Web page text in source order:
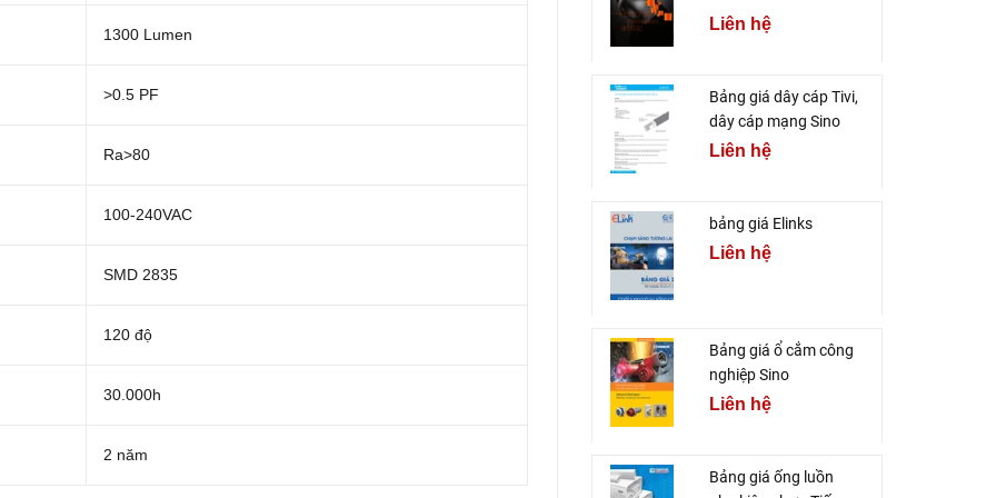
1300 Lumen
>0.5 PF
Ra>80
100-240VAC
SMD 2835
120 độ
30.000h
2 năm
Liên hệ
Bảng giá dây cáp Tivi,
dây cáp mạng Sino
Liên hệ
bảng giá Elinks
Liên hệ
Bảng giá ổ cắm công
nghiệp Sino
Liên hệ
Bảng giá ống luồn